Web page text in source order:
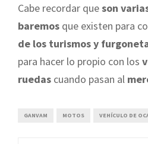
Cabe recordar queson
baremos que existen para
de los turismos y
para hacer lo propio con los
ruedas cuando pasan al
GANVAM MOTOS VEHÍCULO DE